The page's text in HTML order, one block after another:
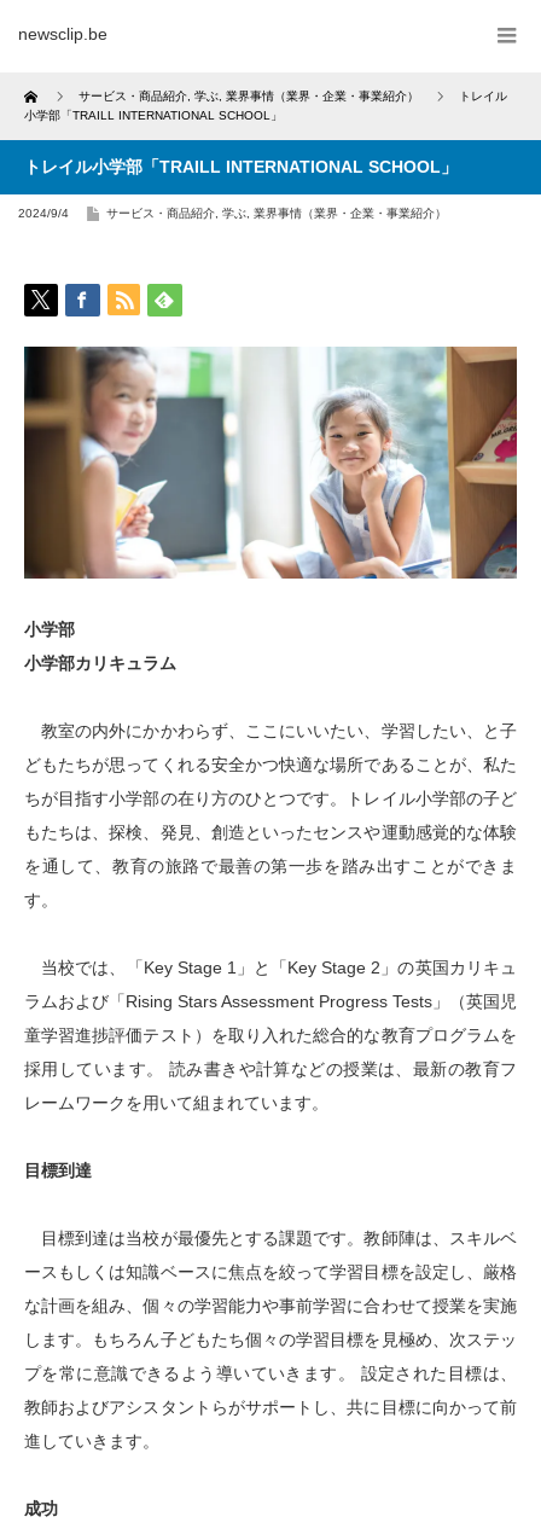
newsclip.be
Home サービス・商品紹介 学ぶ 業界事情（業界・企業・事業紹介）
トレイル
小学部「TRAILL INTERNATIONAL SCHOOL」
トレイル小学部「TRAILL INTERNATIONAL SCHOOL」
2024/9/4 サービス・商品紹介 学ぶ 業界事情（業界・企業・事業紹介）
小学部
小学部カリキュラム
教室の内外にかかわらず、ここにいいたい、学習したい、と子
どもたちが思ってくれる安全かつ快適な場所であることが、私た
ちが目指す小学部の在り方のひとつです。トレイル小学部の子ど
もたちは、探検、発見、創造といったセンスや運動感覚的な体験
を通して、教育の旅路で最善の第一歩を踏み出すことができま
す。
当校では、「Key Stage 1」と「Key Stage 2」の英国カリキュ
ラムおよび「Rising Stars Assessment Progress Tests」（英国児
童学習進捗評価テスト）を取り入れた総合的な教育プログラムを
採用しています。 読み書きや計算などの授業は、最新の教育フ
レームワークを用いて組まれています。
目標到達
目標到達は当校が最優先とする課題です。教師陣は、スキルベ
ースもしくは知識ベースに焦点を絞って学習目標を設定し、厳格
な計画を組み、個々の学習能力や事前学習に合わせて授業を実施
します。もちろん子どもたち個々の学習目標を見極め、次ステッ
プを常に意識できるよう導いていきます。 設定された目標は、
教師およびアシスタントらがサポートし、共に目標に向かって前
進していきます。
成功